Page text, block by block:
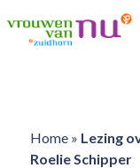
Home» Lezing
Roelie Schipper